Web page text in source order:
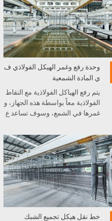
وحدة رفع وغمر الهيكل الفولاذي ف
ي المادة الشمعية
يتم رفع الهياكل الفولاذية مع النقاط
الفولاذية معاً بواسطة هذه الجهاز، و
غمرها في الشمع، وسوف تساعد ع
المواد عند سحبها من القالب.
خط نقل هيكل تجميع الشبك